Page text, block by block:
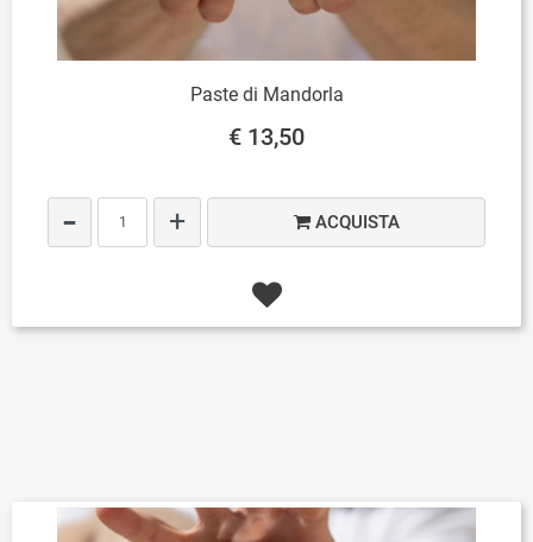
Paste di Mandorla
€ 13,50
ACQUISTA